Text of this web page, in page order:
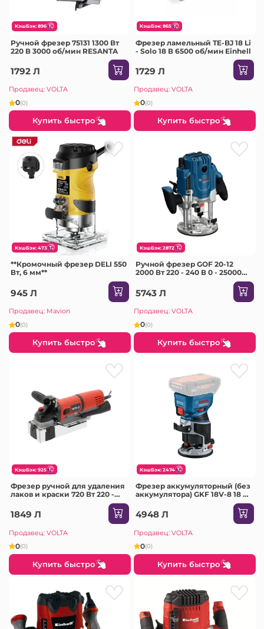
КэшБэк: 896
Ручной фрезер 75131 1300 Вт
220 В 3000 об/мин RESANTA
1792 Л
Продавец: VOLTA
0(0)
Купить быстро
КэшБэк: 865
Фрезер ламельный TE-BJ 18 Li
- Solo 18 В 6500 об/мин Einhell
1729 Л
Продавец: VOLTA
0(0)
Купить быстро
КэшБэк: 473
**Кромочный фрезер DELI 550
Вт, 6 мм**
945 Л
Продавец: Mavion
0(0)
Купить быстро
КэшБэк: 2872
Ручной фрезер GOF 20-12
2000 Вт 220 - 240 В 0 - 25000
5743 Л
Продавец: VOLTA
0(0)
Купить быстро
КэшБэк: 925
Фрезер ручной для удаления
лаков и краски 720 Вт 220 -
240 В 0 - 10000 об/мин Yato
1849 Л
Продавец: VOLTA
0(0)
Купить быстро
КэшБэк: 2474
Фрезер аккумуляторный (без
аккумулятора) GKF 18V-8 18 В
4948 Л
Продавец: VOLTA
0(0)
Купить быстро